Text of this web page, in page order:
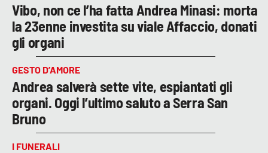
Vibo, non ce l’ha fatta Andrea Minasi: morta
la 23enne investita su viale Affaccio, donati
gli organi
GESTO D’AMORE
Andrea salverà sette vite, espiantati gli
organi. Oggi l’ultimo saluto a Serra San
Bruno
I FUNERALI